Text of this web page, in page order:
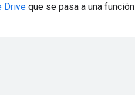
Drive que se pasa a una función